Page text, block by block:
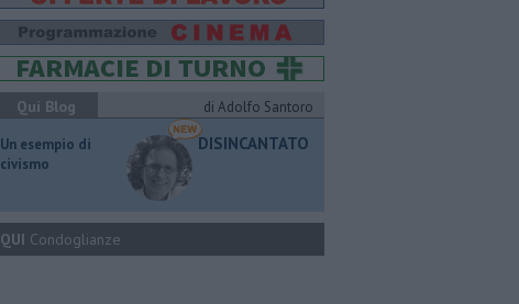
Qui Blog
di Adolfo Santoro
​Un esempio di
civismo
DISINCANTATO
QUI Condoglianze